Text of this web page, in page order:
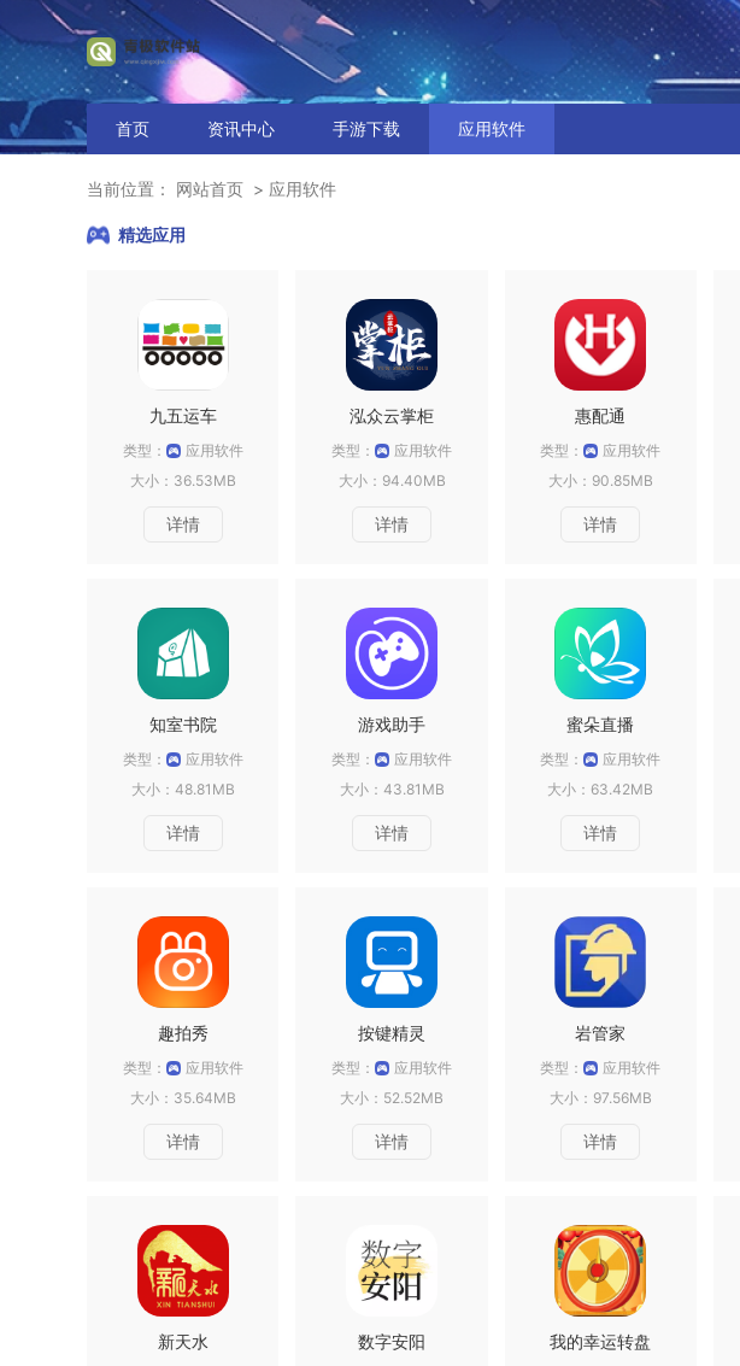
首页 资讯中心 手游下载 应用软件
当前位置： 网站首页 应用软件
精选应用
九五运车
类型：
应用软件
大小：36.53MB
详情
泓众云掌柜
类型：
应用软件
大小：94.40MB
详情
惠配通
类型：
应用软件
大小：90.85MB
详情
知室书院
类型：
应用软件
大小：48.81MB
详情
游戏助手
类型：
应用软件
大小：43.81MB
详情
蜜朵直播
类型：
应用软件
大小：63.42MB
详情
趣拍秀
类型：
应用软件
大小：35.64MB
详情
按键精灵
类型：
应用软件
大小：52.52MB
详情
岩管家
类型：
应用软件
大小：97.56MB
详情
新天水 数字安阳 我的幸运转盘